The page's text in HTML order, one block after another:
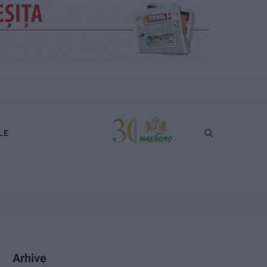
Arhive